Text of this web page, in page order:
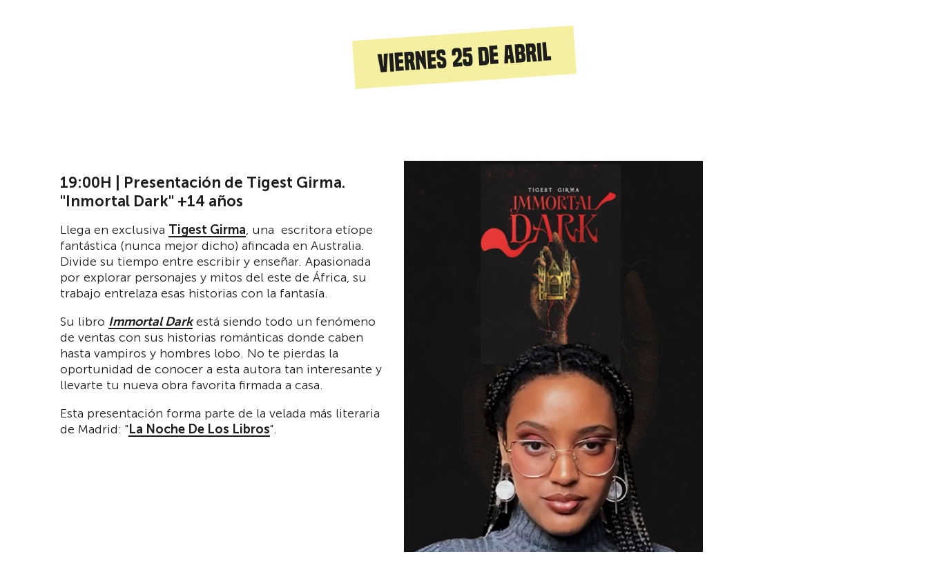
Viernes 25 de abril
19:00H | Presentación de Tigest Girma.
"Inmortal Dark" +14 años
Llega en exclusiva Tigest Girma, una escritora etíope
fantástica (nunca mejor dicho) afincada en Australia.
Divide su tiempo entre escribir y enseñar. Apasionada
por explorar personajes y mitos del este de África, su
trabajo entrelaza esas historias con la fantasía.
Su libro Immortal Darkestá siendo todo un fenómeno
de ventas con sus historias románticas donde caben
hasta vampiros y hombres lobo. No te pierdas la
oportunidad de conocer a esta autora tan interesante y
llevarte tu nueva obra favorita firmada a casa.
Esta presentación forma parte de la velada más literaria
de Madrid: "La Noche De Los Libros".